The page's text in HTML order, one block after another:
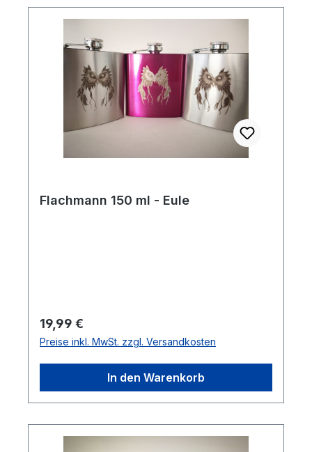
Flachmann 150 ml - Eule
Regulärer Preis:
19,99 €
Preise inkl. MwSt. zzgl. Versandkosten
In den Warenkorb